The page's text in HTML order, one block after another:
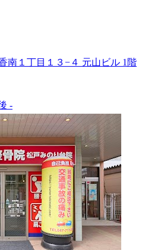
南１丁目１３−４ 元山ビル 1階
-